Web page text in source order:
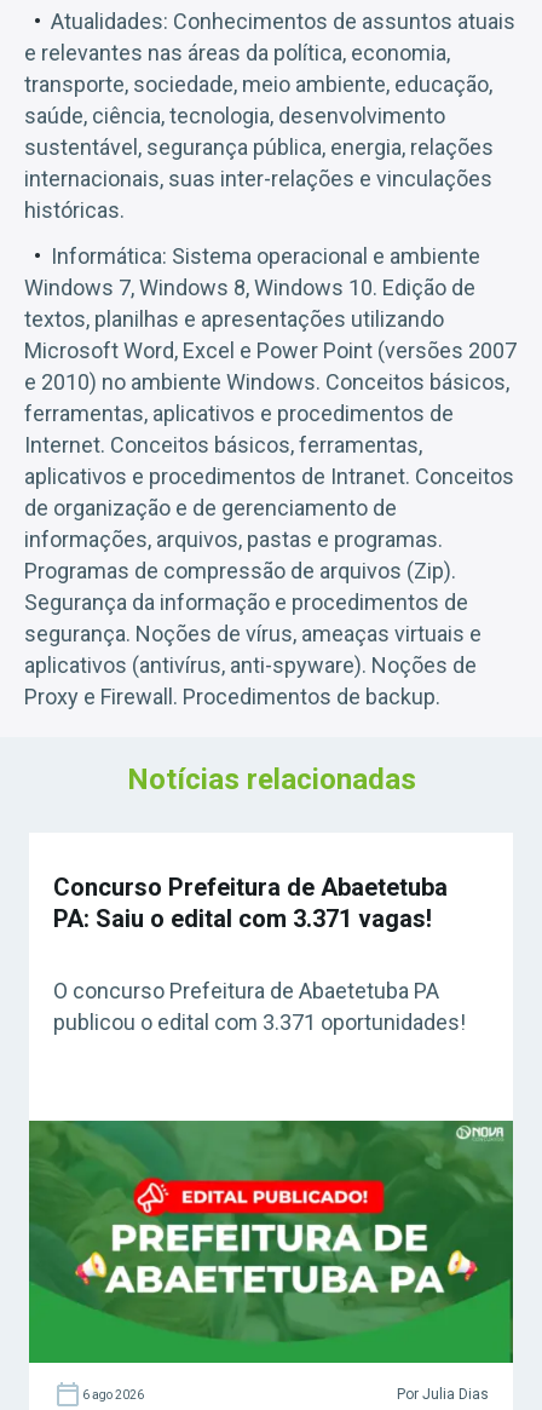
Atualidades: Conhecimentos de assuntos atuais
e relevantes nas áreas da política, economia,
transporte, sociedade, meio ambiente, educação,
saúde, ciência, tecnologia, desenvolvimento
sustentável, segurança pública, energia, relações
internacionais, suas inter-relações e vinculações
históricas.
Informática: Sistema operacional e ambiente
Windows 7, Windows 8, Windows 10. Edição de
textos, planilhas e apresentações utilizando
Microsoft Word, Excel e Power Point (versões 2007
e 2010) no ambiente Windows. Conceitos básicos,
ferramentas, aplicativos e procedimentos de
Internet. Conceitos básicos, ferramentas,
aplicativos e procedimentos de Intranet. Conceitos
de organização e de gerenciamento de
informações, arquivos, pastas e programas.
Programas de compressão de arquivos (Zip).
Segurança da informação e procedimentos de
segurança. Noções de vírus, ameaças virtuais e
aplicativos (antivírus, anti-spyware). Noções de
Proxy e Firewall. Procedimentos de backup.
Notícias relacionadas
Concurso Prefeitura de Abaetetuba
PA: Saiu o edital com 3.371 vagas!
O concurso Prefeitura de Abaetetuba PA
publicou o edital com 3.371 oportunidades!
6 ago 2026 Por Julia Dias